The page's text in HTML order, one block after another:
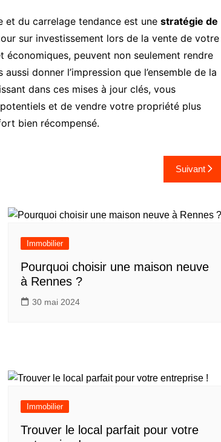
et du carrelage tendance est une stratégie de
sur investissement lors de la vente de votre
économiques, peuvent non seulement rendre
donner l’impression que l’ensemble de la
dans ces mises à jour clés, vous
et de vendre votre propriété plus
bien récompensé.
Suivant
Immobilier
Pourquoi choisir une maison neuve
à Rennes ?
30 mai 2024
Immobilier
Trouver le local parfait pour votre